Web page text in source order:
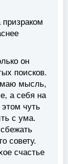
он
поисков.
мысль,
а себя на
чуть
с ума.
совету.
счастье